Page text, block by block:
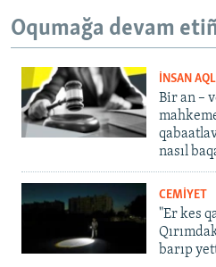
Oqumağa devam
İNSAN
Bir an –
nasıl
CEMİYET
"Er kes
barıp